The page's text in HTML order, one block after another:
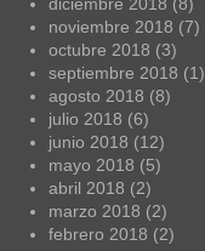
noviembre 2018 (7)
octubre 2018 (3)
septiembre 2018 (1)
agosto 2018 (8)
julio 2018 (6)
junio 2018 (12)
mayo 2018 (5)
abril 2018 (2)
marzo 2018 (2)
febrero 2018 (2)